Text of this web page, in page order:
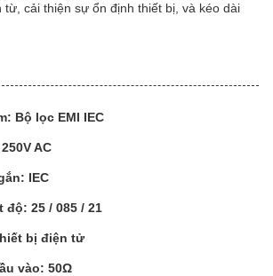
từ, cải thiện sự ổn định thiết bị, và kéo dài
Bộ lọc EMI IEC
AC
IEC
độ: 25 / 085 / 21
bị điện tử
vào: 50Ω